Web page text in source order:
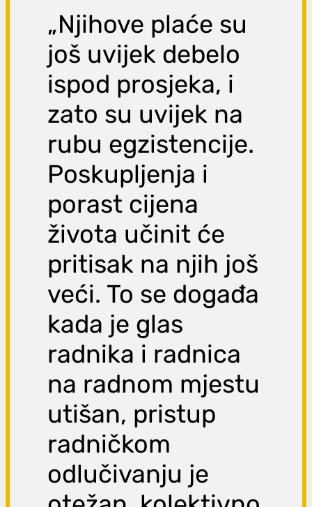
„Njihove plaće su
još uvijek debelo
ispod prosjeka, i
zato su uvijek na
rubu egzistencije.
Poskupljenja i
porast cijena
života učinit će
pritisak na njih još
veći. To se događa
kada je glas
radnika i radnica
na radnom mjestu
utišan, pristup
radničkom
odlučivanju je